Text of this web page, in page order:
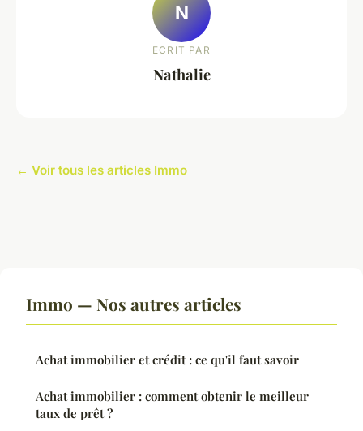
N
ECRIT PAR
Nathalie
← Voir tous les articles Immo
Immo — Nos autres articles
Achat immobilier et crédit : ce qu'il faut savoir
Achat immobilier : comment obtenir le meilleur
taux de prêt ?